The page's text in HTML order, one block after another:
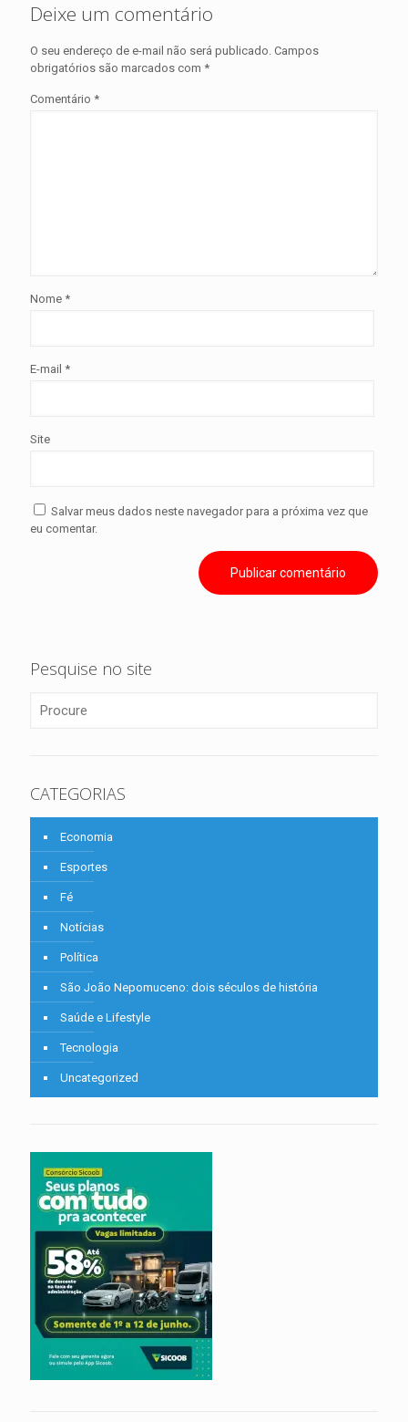
Deixe um comentário
O seu endereço de e-mail não será publicado. Campos
obrigatórios são marcados com *
Comentário *
Nome *
E-mail *
Site
Salvar meus dados neste navegador para a próxima vez que
eu comentar.
Pesquise no site
CATEGORIAS
Economia
Esportes
Fé
Notícias
Política
São João Nepomuceno: dois séculos de história
Saúde e Lifestyle
Tecnologia
Uncategorized